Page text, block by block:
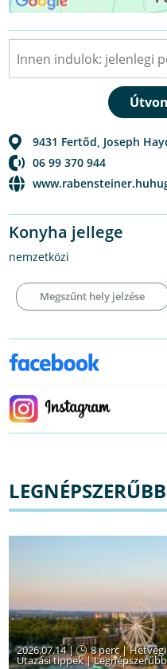
9431 Fertőd, Joseph
06 99 370 944
Konyha jellege
nemzetközi
Megszűnt hely jelzése
2026.07.14 | 8 perc|
Utazási tippek|Legnépszerűbb